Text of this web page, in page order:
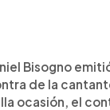
artículo
Bisogno
de la
ocasión, el